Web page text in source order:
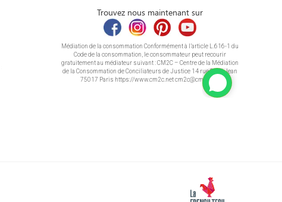
Trouvez nous maintenant sur
Médiation de la consommation Conformément à l’article L.616-1 du
Code de la consommation, le consommateur peut recourir
gratuitement au médiateur suivant : CM2C – Centre de la Médiation
de la Consommation de Conciliateurs de Justice 14 rue Saint Jean
75017 Paris https://www.cm2c.net cm2c@cm2c.net